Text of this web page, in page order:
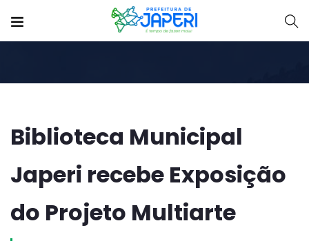
Biblioteca Municipal
Japeri recebe Exposição
do Projeto Multiarte